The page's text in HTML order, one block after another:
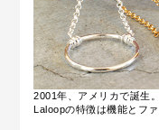
2001年、アメリカで誕生。
Laloopの特徴は機能とファ